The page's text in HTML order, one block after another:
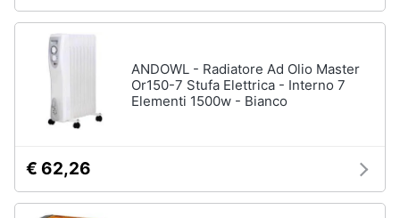
ANDOWL - Radiatore Ad Olio Master
Or150-7 Stufa Elettrica - Interno 7
Elementi 1500w - Bianco
€ 62,26